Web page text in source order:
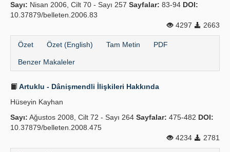
Sayı: Nisan 2006, Cilt 70 - Sayı 257 Sayfalar: 83-94 DOI:
10.37879/belleten.2006.83
4297
2663
Özet Özet (English) Tam Metin PDF
Benzer Makaleler
Artuklu - Dânişmendli İlişkileri Hakkında
Hüseyin Kayhan
Sayı: Ağustos 2008, Cilt 72 - Sayı 264 Sayfalar: 475-482 DOI:
10.37879/belleten.2008.475
4234
2781